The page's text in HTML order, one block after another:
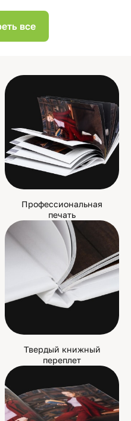
все
Профессиональная
печать
Твердый книжный
переплет